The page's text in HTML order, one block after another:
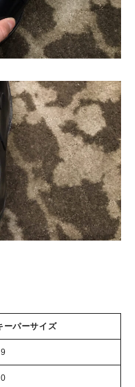
ーパーサイズ